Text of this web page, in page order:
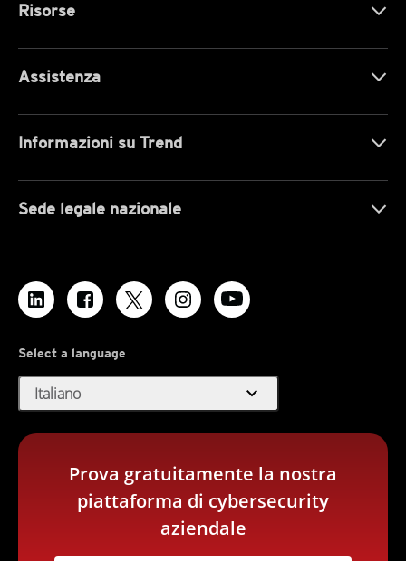
Risorse
Assistenza
Informazioni su Trend
Sede legale nazionale
Select a language
Italiano expand_more
Prova gratuitamente la nostra
piattaforma di cybersecurity
aziendale